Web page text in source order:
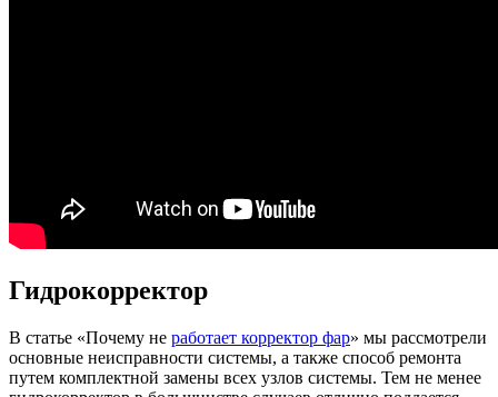
Гидрокорректор
В статье «Почему не работает корректор фар» мы рассмотрели
основные неисправности системы, а также способ ремонта
путем комплектной замены всех узлов системы. Тем не менее